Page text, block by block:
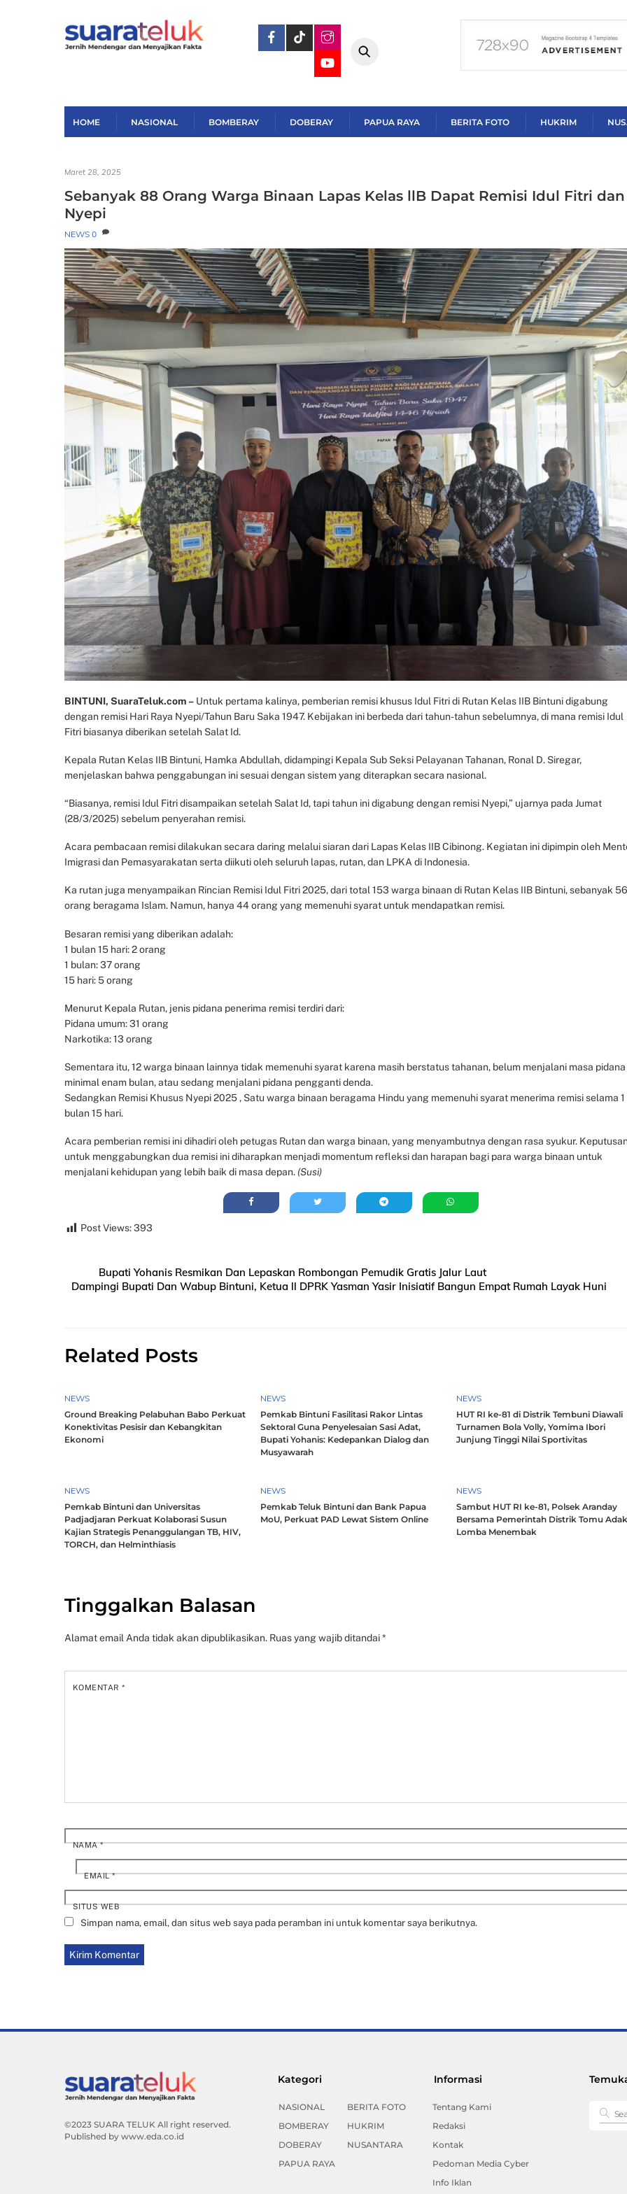
HOME NASIONAL BOMBERAY DOBERAY PAPUA RAYA BERITA FOTO HUKRIM
Maret 28, 2025
Sebanyak 88 Orang Warga Binaan Lapas Kelas llB Dapat Remisi Idul Fitri dan
Nyepi
NEWS 0
BINTUNI, SuaraTeluk.com – Untuk pertama kalinya, pemberian remisi khusus Idul Fitri di Rutan Kelas IIB Bintuni digabung
dengan remisi Hari Raya Nyepi/Tahun Baru Saka 1947. Kebijakan ini berbeda dari tahun-tahun sebelumnya, di mana remisi Idul
Fitri biasanya diberikan setelah Salat Id.
Kepala Rutan Kelas IIB Bintuni, Hamka Abdullah, didampingi Kepala Sub Seksi Pelayanan Tahanan, Ronal D. Siregar,
menjelaskan bahwa penggabungan ini sesuai dengan sistem yang diterapkan secara nasional.
“Biasanya, remisi Idul Fitri disampaikan setelah Salat Id, tapi tahun ini digabung dengan remisi Nyepi,” ujarnya pada Jumat
(28/3/2025) sebelum penyerahan remisi.
Acara pembacaan remisi dilakukan secara daring melalui siaran dari Lapas Kelas IIB Cibinong. Kegiatan ini dipimpin oleh
Imigrasi dan Pemasyarakatan serta diikuti oleh seluruh lapas, rutan, dan LPKA di Indonesia.
Ka rutan juga menyampaikan Rincian Remisi Idul Fitri 2025, dari total 153 warga binaan di Rutan Kelas IIB Bintuni, sebanyak 56
orang beragama Islam. Namun, hanya 44 orang yang memenuhi syarat untuk mendapatkan remisi.
Besaran remisi yang diberikan adalah:
1 bulan 15 hari: 2 orang
1 bulan: 37 orang
15 hari: 5 orang
Menurut Kepala Rutan, jenis pidana penerima remisi terdiri dari:
Pidana umum: 31 orang
Narkotika: 13 orang
Sementara itu, 12 warga binaan lainnya tidak memenuhi syarat karena masih berstatus tahanan, belum menjalani masa pidana
minimal enam bulan, atau sedang menjalani pidana pengganti denda.
Sedangkan Remisi Khusus Nyepi 2025 , Satu warga binaan beragama Hindu yang memenuhi syarat menerima remisi selama 1
bulan 15 hari.
Acara pemberian remisi ini dihadiri oleh petugas Rutan dan warga binaan, yang menyambutnya dengan rasa syukur.
untuk menggabungkan dua remisi ini diharapkan menjadi momentum refleksi dan harapan bagi para warga binaan untuk
menjalani kehidupan yang lebih baik di masa depan. (Susi)
Post Views:393
Bupati Yohanis Resmikan Dan Lepaskan Rombongan Pemudik Gratis Jalur Laut
Dampingi Bupati Dan Wabup Bintuni, Ketua ll DPRK Yasman Yasir Inisiatif Bangun Empat Rumah Layak Huni
Related Posts
NEWS
Ground Breaking Pelabuhan Babo Perkuat
Konektivitas Pesisir dan Kebangkitan
Ekonomi
NEWS
Pemkab Bintuni Fasilitasi Rakor Lintas
Sektoral Guna Penyelesaian Sasi Adat,
Bupati Yohanis: Kedepankan Dialog dan
Musyawarah
NEWS
HUT RI ke-81 di Distrik Tembuni Diawali
Turnamen Bola Volly, Yomima Ibori
Junjung Tinggi Nilai Sportivitas
NEWS
Pemkab Bintuni dan Universitas
Padjadjaran Perkuat Kolaborasi Susun
Kajian Strategis Penanggulangan TB, HIV,
TORCH, dan Helminthiasis
NEWS
Pemkab Teluk Bintuni dan Bank Papua
MoU, Perkuat PAD Lewat Sistem Online
NEWS
Sambut HUT RI ke-81, Polsek Aranday
Bersama Pemerintah Distrik Tomu
Lomba Menembak
Tinggalkan Balasan
Alamat email Anda tidak akan dipublikasikan. Ruas yang wajib ditandai*
KOMENTAR*
NAMA*
EMAIL*
SITUS WEB
Simpan nama, email, dan situs web saya pada peramban ini untuk komentar saya berikutnya.
Back
©2023 SUARA TELUK All right reserved.
Published by www.eda.co.id
Kategori
NASIONAL
BOMBERAY
DOBERAY
PAPUA RAYA
BERITA FOTO
HUKRIM
NUSANTARA
Informasi
Tentang Kami
Redaksi
Kontak
Pedoman Media Cyber
Info Iklan